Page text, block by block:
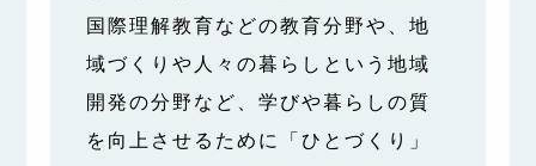
国際理解教育などの教育分野や、地
域づくりや人々の暮らしという地域
開発の分野など、学びや暮らしの質
を向上させるために「ひとづくり」